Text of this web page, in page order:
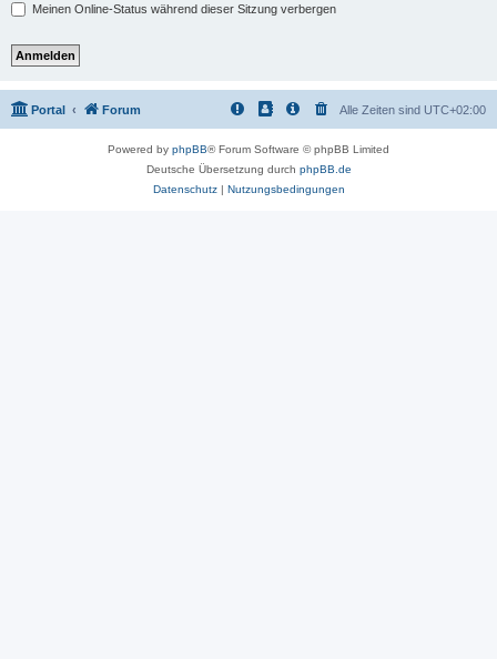
Meinen Online-Status während dieser Sitzung verbergen
Portal Forum Alle Zeiten sind UTC+02:00
Powered by phpBB® Forum Software © phpBB Limited
Deutsche Übersetzung durch phpBB.de
Datenschutz| Nutzungsbedingungen